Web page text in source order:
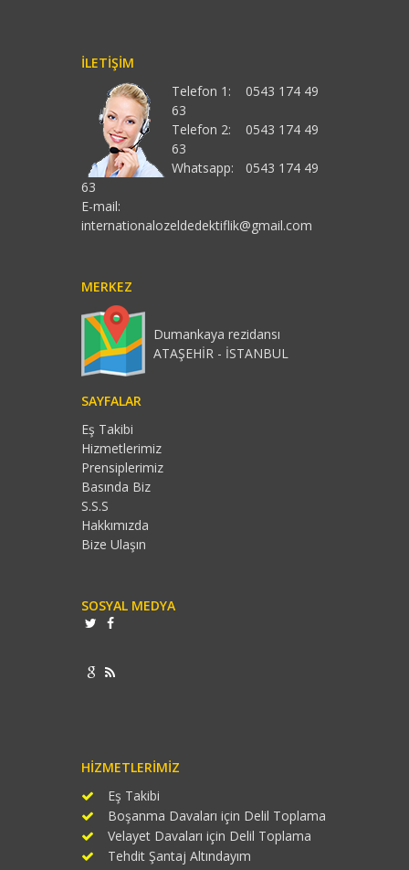
İLETIŞIM
Telefon 1:
0543 174 49
63
Telefon 2:
0543 174 49
63
Whatsapp:
0543 174 49
63
E-mail:
internationalozeldedektiflik@gmail.com
MERKEZ
Dumankaya rezidansı
ATAŞEHİR - İSTANBUL
SAYFALAR
Eş Takibi
Hizmetlerimiz
Prensiplerimiz
Basında Biz
S.S.S
Hakkımızda
Bize Ulaşın
SOSYAL MEDYA
HIZMETLERIMIZ
Eş Takibi
Boşanma Davaları için Delil Toplama
Velayet Davaları için Delil Toplama
Tehdit Şantaj Altındayım